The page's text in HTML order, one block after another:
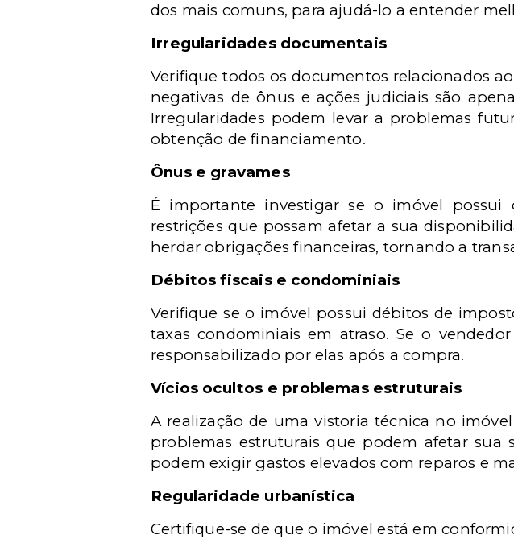
dos mais comuns, para ajudá-lo a entender
Irregularidades documentais
Verifique todos os documentos relacionados
negativas de ônus e ações judiciais são
Irregularidades podem levar a problemas
obtenção de financiamento.
Ônus e gravames
É importante investigar se o imóvel possui
restrições que possam afetar a sua
herdar obrigações financeiras, tornando a
Débitos fiscais e condominiais
Verifique se o imóvel possui débitos de
taxas condominiais em atraso. Se o
responsabilizado por elas após a compra.
Vícios ocultos e problemas estruturais
A realização de uma vistoria técnica no
problemas estruturais que podem afetar sua
podem exigir gastos elevados com reparos e
Regularidade urbanística
Certifique-se de que o imóvel está em